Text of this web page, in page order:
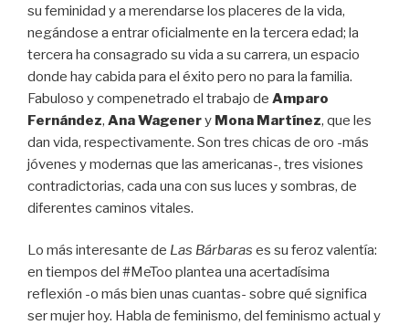
su feminidad y a merendarse los placeres de la vida,
negándose a entrar oficialmente en la tercera edad; la
tercera ha consagrado su vida a su carrera, un espacio
donde hay cabida para el éxito pero no para la familia.
Fabuloso y compenetrado el trabajo de Amparo
Fernández, Ana Wagenery Mona Martínez, que les
dan vida, respectivamente. Son tres chicas de oro -más
jóvenes y modernas que las americanas-, tres visiones
contradictorias, cada una con sus luces y sombras, de
diferentes caminos vitales.
Lo más interesante de Las Bárbaras es su feroz valentía:
en tiempos del #MeToo plantea una acertadísima
reflexión -o más bien unas cuantas- sobre qué significa
ser mujer hoy. Habla de feminismo, del feminismo actual y